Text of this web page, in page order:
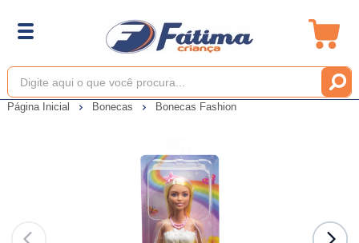
Página Inicial Bonecas Bonecas Fashion